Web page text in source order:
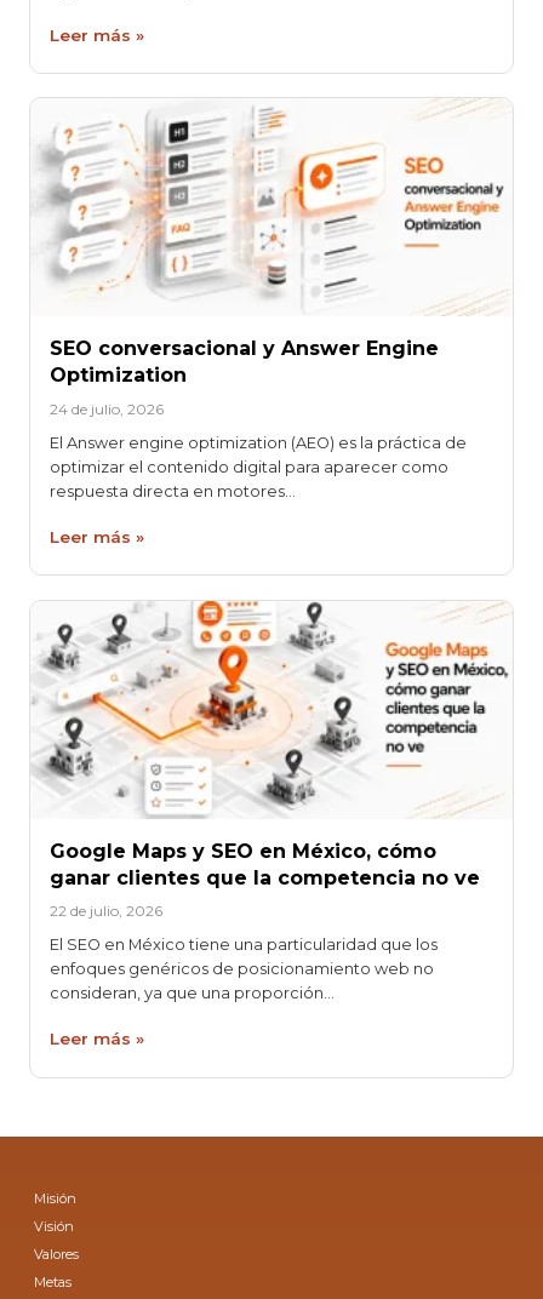
Leer más »
SEO conversacional y Answer Engine
Optimization
24 de julio, 2026
El Answer engine optimization (AEO) es la práctica de
optimizar el contenido digital para aparecer como
respuesta directa en motores…
Leer más »
Google Maps y SEO en México, cómo
ganar clientes que la competencia no ve
22 de julio, 2026
El SEO en México tiene una particularidad que los
enfoques genéricos de posicionamiento web no
consideran, ya que una proporción…
Leer más »
Misión
Visión
Valores
Metas